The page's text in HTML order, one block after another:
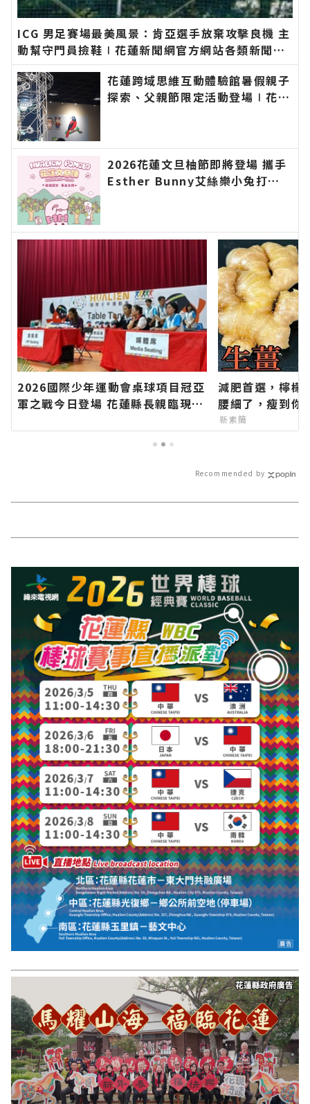
ICG 男足賽場最美風景：肯亞選手放棄攻擊良機 主
動幫守門員撿鞋∣花蓮新聞網官方網站各類新聞－
最快速的今日新聞報導 最新的在地資訊！
花蓮跨域思維互動體驗館暑假親子
探索、父親節限定活動登場∣花蓮
訊！
2026花蓮文旦柚節即將登場 攜手
Esther Bunny艾絲樂小兔打造
方網站各類新聞－最快速的今日新
聞報導 最新的在地資訊！
2026國際少年運動會桌球項目冠亞
軍之戰今日登場 花蓮縣長親臨現場
網站各類新聞－最快速的今日新聞
減肥首選，檸檬
腰細了，瘦到你
新素簡
Recommended by